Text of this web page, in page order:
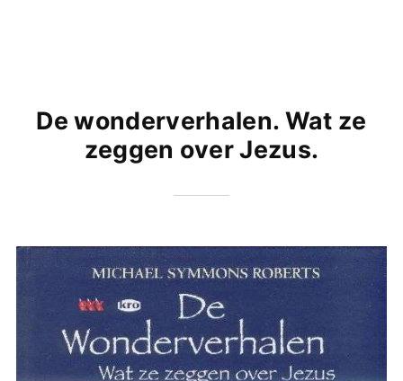
De wonderverhalen. Wat ze
zeggen over Jezus.